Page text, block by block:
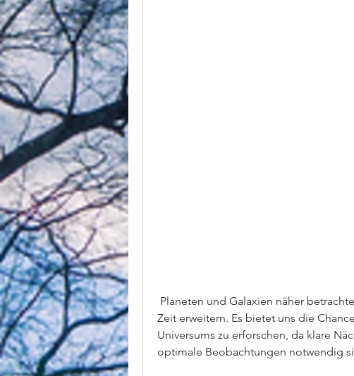
Zeit erweitern. Es bietet uns die
Universums zu erforschen, da klare
optimale Beobachtungen notwendig